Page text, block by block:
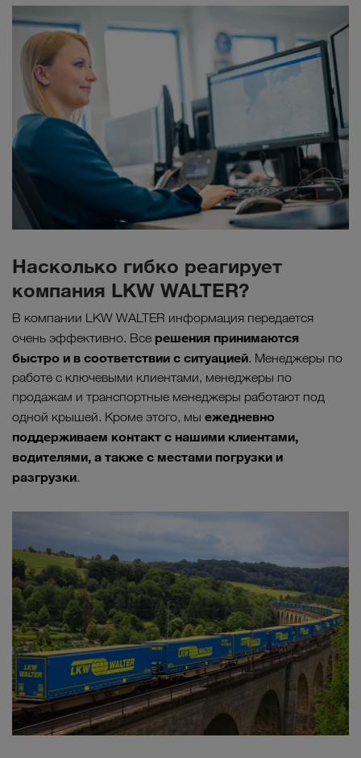
Насколько гибко реагирует
компания LKW WALTER?
В компании LKW WALTER информация передается
очень эффективно. Все решения принимаются
быстро и в соответствии с ситуацией. Менеджеры по
работе с ключевыми клиентами, менеджеры по
продажам и транспортные менеджеры работают под
одной крышей. Кроме этого, мы ежедневно
поддерживаем контакт с нашими клиентами,
водителями, а также с местами погрузки и
разгрузки.